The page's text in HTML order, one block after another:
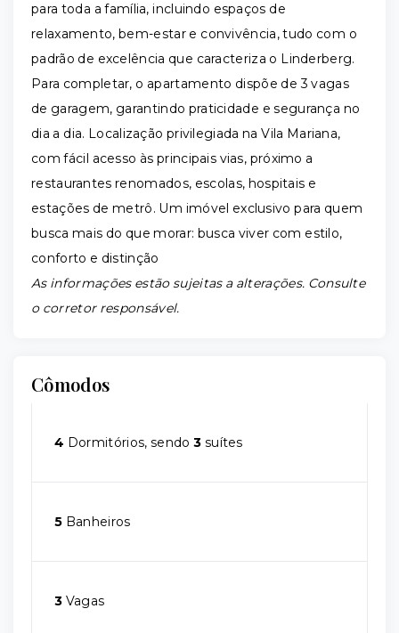
para toda a família, incluindo espaços de
relaxamento, bem-estar e convivência, tudo com o
padrão de excelência que caracteriza o Linderberg.
Para completar, o apartamento dispõe de 3 vagas
de garagem, garantindo praticidade e segurança no
dia a dia. Localização privilegiada na Vila Mariana,
com fácil acesso às principais vias, próximo a
restaurantes renomados, escolas, hospitais e
estações de metrô. Um imóvel exclusivo para quem
busca mais do que morar: busca viver com estilo,
conforto e distinção
As informações estão sujeitas a alterações. Consulte
o corretor responsável.
Cômodos
4 Dormitórios, sendo3 suítes
5 Banheiros
3 Vagas